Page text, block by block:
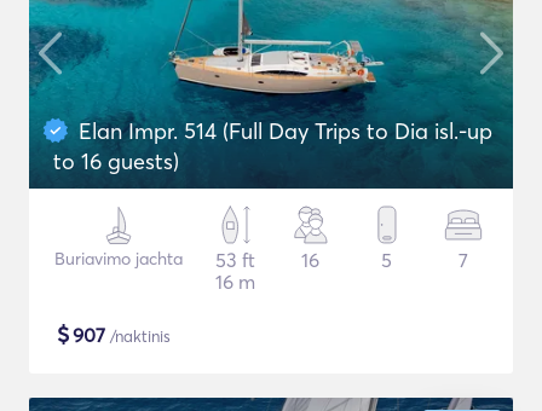
Elan Impr. 514 (Full Day Trips to Dia isl.-up
to 16 guests)
Buriavimo jachta
53 ft
16 m
16 5 7
$907 /naktinis